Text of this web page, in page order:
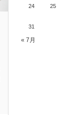
24 25
31
« 7月